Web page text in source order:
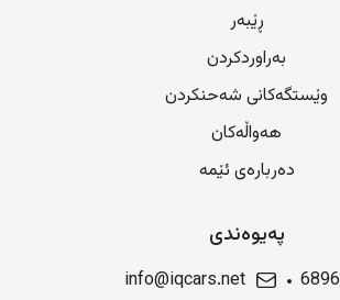
ڕێبەر
بەراوردکردن
وێستگەکانی شەحنکردن
هەواڵەکان
دەربارەی ئێمە
پەیوەندی
6896
info@iqcars.net